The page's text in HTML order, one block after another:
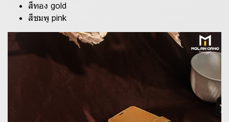
สีทอง gold
สีชมพู pink